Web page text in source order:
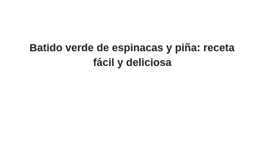
Batido verde de espinacas y piña: receta
fácil y deliciosa